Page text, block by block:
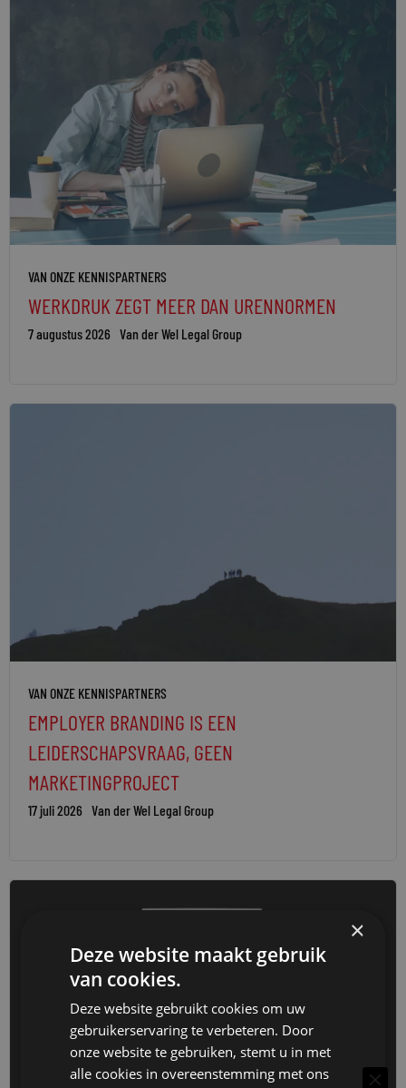
VAN ONZE KENNISPARTNERS
WERKDRUK ZEGT MEER DAN URENNORMEN
7 augustus 2026 Van der Wel Legal Group
VAN ONZE KENNISPARTNERS
EMPLOYER BRANDING IS EEN
LEIDERSCHAPSVRAAG, GEEN
MARKETINGPROJECT
17 juli 2026 Van der Wel Legal Group
×
Deze website maakt gebruik
van cookies.
Deze website gebruikt cookies om uw
gebruikerservaring te verbeteren. Door
onze website te gebruiken, stemt u in met
alle cookies in overeenstemming met ons